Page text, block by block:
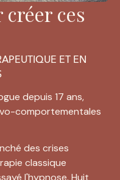
ces
ET EN
depuis 17 ans,
comportementales
des crises
classique
l'hypnose. Huit